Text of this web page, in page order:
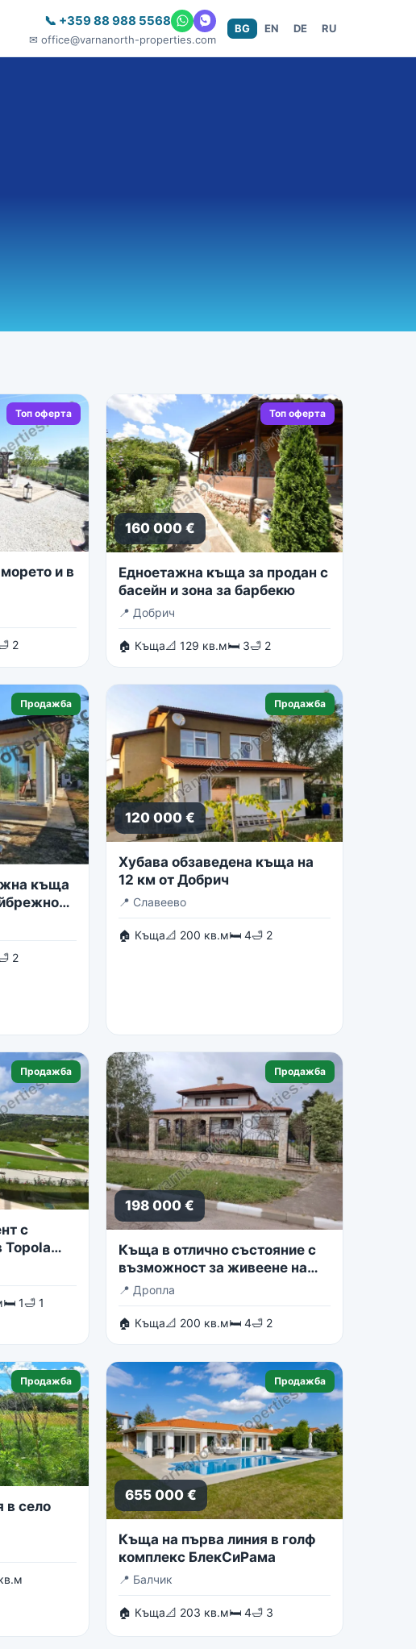
BG EN DE RU
📞 +359 88 988 5568
✉ office@varnanorth-properties.com
Топ оферта
и в
2
Топ оферта
160 000 €
Едноетажна къща за продан с
басейн и зона за барбекю
📍 Добрич
🏠 Къща📐 129 кв.м🛏 3🛁 2
Продажба
къща
2
Продажба
120 000 €
Хубава обзаведена къща на
12 км от Добрич
📍 Славеево
🏠 Къща📐 200 кв.м🛏 4🛁 2
Продажба
с
Topola
🛏 1🛁 1
Продажба
198 000 €
Къща в отлично състояние с
възможност за живеене на
две семейства
📍 Дропла
🏠 Къща📐 200 кв.м🛏 4🛁 2
Продажба
в село
Продажба
655 000 €
Къща на първа линия в голф
комплекс БлекСиРама
📍 Балчик
🏠 Къща📐 203 кв.м🛏 4🛁 3